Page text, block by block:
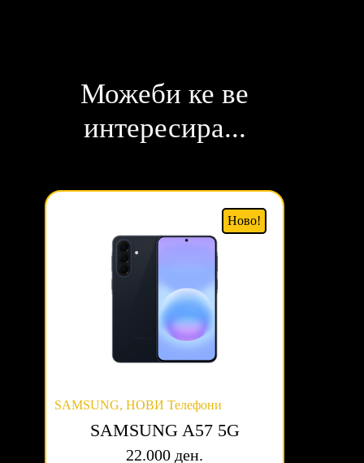
Можеби ке ве
интересира...
Ново!
SAMSUNG, НОВИ Телефони
SAMSUNG A57 5G
22.000 ден.